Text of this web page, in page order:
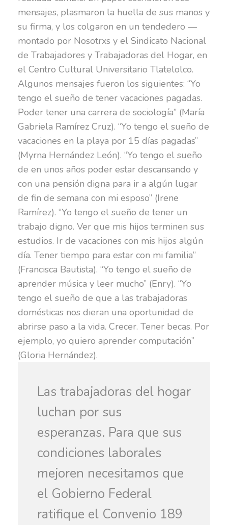
mensajes, plasmaron la huella de sus manos y
su firma, y los colgaron en un tendedero —
montado por Nosotrxs y el Sindicato Nacional
de Trabajadores y Trabajadoras del Hogar, en
el Centro Cultural Universitario Tlatelolco.
Algunos mensajes fueron los siguientes: “Yo
tengo el sueño de tener vacaciones pagadas.
Poder tener una carrera de sociología” (María
Gabriela Ramírez Cruz). “Yo tengo el sueño de
vacaciones en la playa por 15 días pagadas”
(Myrna Hernández León). “Yo tengo el sueño
de en unos años poder estar descansando y
con una pensión digna para ir a algún lugar
de fin de semana con mi esposo” (Irene
Ramírez). “Yo tengo el sueño de tener un
trabajo digno. Ver que mis hijos terminen sus
estudios. Ir de vacaciones con mis hijos algún
día. Tener tiempo para estar con mi familia”
(Francisca Bautista). “Yo tengo el sueño de
aprender música y leer mucho” (Enry). “Yo
tengo el sueño de que a las trabajadoras
domésticas nos dieran una oportunidad de
abrirse paso a la vida. Crecer. Tener becas. Por
ejemplo, yo quiero aprender computación”
(Gloria Hernández).
Las trabajadoras del hogar
luchan por sus
esperanzas. Para que sus
condiciones laborales
mejoren necesitamos que
el Gobierno Federal
ratifique el Convenio 189